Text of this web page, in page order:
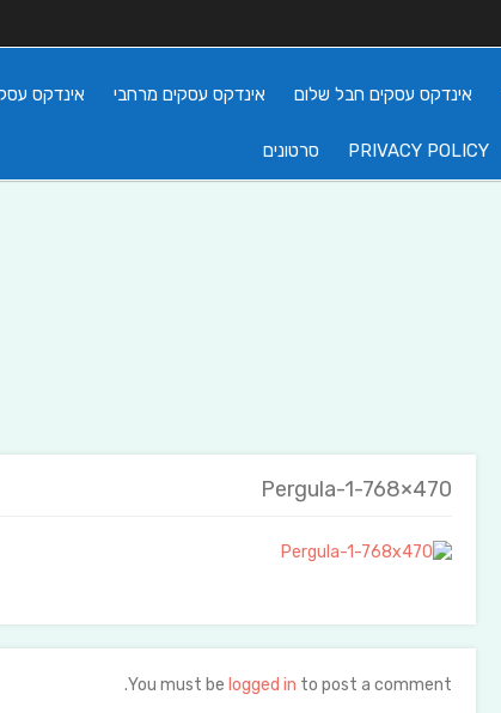
אינדקס עסקים חבל שלום אינדקס עסקים מרחבי אינדקס
PRIVACY POLICY סרטונים
Pergula-1-768×470
You must be logged in to post a comment.